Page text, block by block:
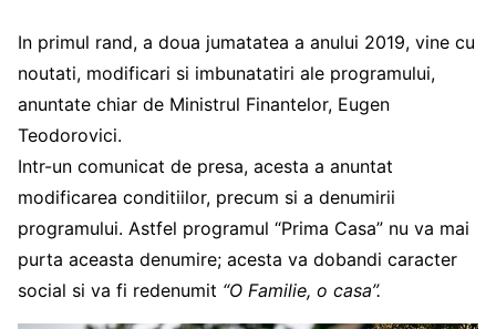
In primul rand, a doua jumatatea a anului 2019, vine cu
noutati, modificari si imbunatatiri ale programului,
anuntate chiar de Ministrul Finantelor, Eugen
Teodorovici.
Intr-un comunicat de presa, acesta a anuntat
modificarea conditiilor, precum si a denumirii
programului. Astfel programul “Prima Casa” nu va mai
purta aceasta denumire; acesta va dobandi caracter
social si va fi redenumit “O Familie, o casa”.